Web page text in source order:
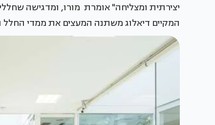
יצירתית ומצליחה" אומרת מורו, ומדגישה
המקיים דיאלוג משתנה המעצים את ממדי